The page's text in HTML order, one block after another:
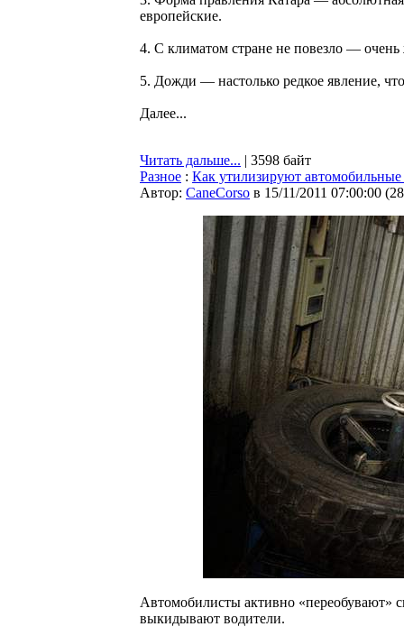
европейские.
4. С климатом стране не повезло —
5. Дожди — настолько редкое явление,
Далее...
Читать дальше... | 3598 байт
Разное : Как утилизируют
Автор: CaneCorso в 15/11/2011 07:00:00 (
Автомобилисты активно «переобувают»
выкидывают водители.